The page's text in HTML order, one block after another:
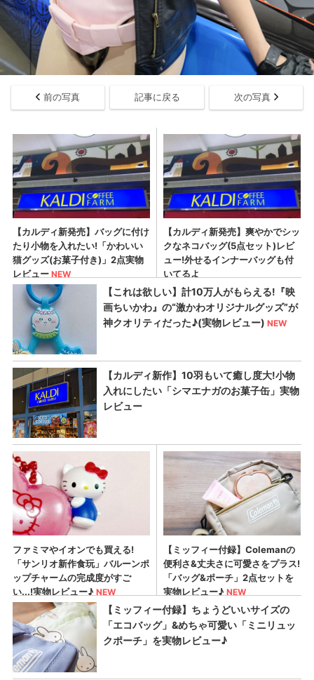
前の写真 記事に戻る 次の写真